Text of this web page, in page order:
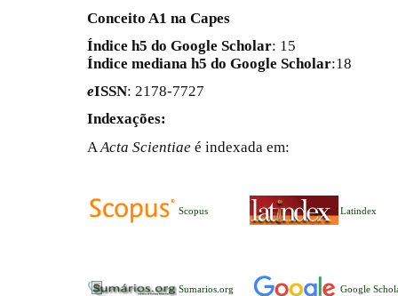
Conceito A1 na Capes
Índice h5 do Google Scholar: 15
Índice mediana h5 do Google Scholar:18
eISSN: 2178-7727
Indexações:
A Acta Scientiae é indexada em:
Scopus Latindex
Sumarios.org Google